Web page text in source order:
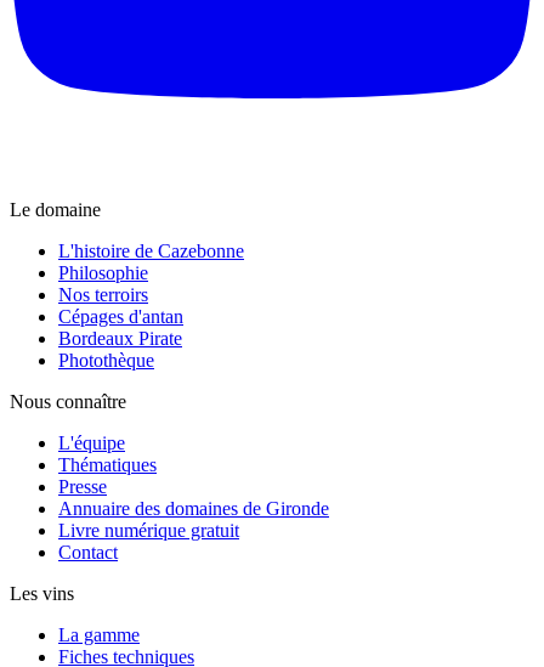
Le domaine
L'histoire de Cazebonne
Philosophie
Nos terroirs
Cépages d'antan
Bordeaux Pirate
Photothèque
Nous connaître
L'équipe
Thématiques
Presse
Annuaire des domaines de Gironde
Livre numérique gratuit
Contact
Les vins
La gamme
Fiches techniques